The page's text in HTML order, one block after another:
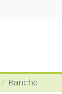
Banche